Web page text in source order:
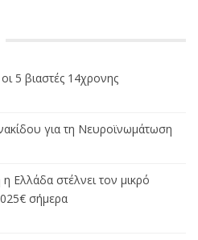
5 βιαστές 14χρονης
για τη Νευροϊνωμάτωση
Ελλάδα στέλνει τον μικρό
σήμερα